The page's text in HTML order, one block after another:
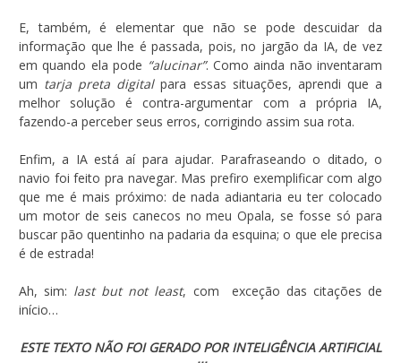
E, também, é elementar que não se pode descuidar da
informação que lhe é passada, pois, no jargão da IA, de vez
em quando ela pode “alucinar”. Como ainda não inventaram
um tarja preta digitalpara essas situações, aprendi que a
melhor solução é contra-argumentar com a própria IA,
fazendo-a perceber seus erros, corrigindo assim sua rota.
Enfim, a IA está aí para ajudar. Parafraseando o ditado, o
navio foi feito pra navegar. Mas prefiro exemplificar com algo
que me é mais próximo: de nada adiantaria eu ter colocado
um motor de seis canecos no meu Opala, se fosse só para
buscar pão quentinho na padaria da esquina; o que ele precisa
é de estrada!
Ah, sim: last but not least, com exceção das citações de
início…
ESTE TEXTO NÃO FOI GERADO POR INTELIGÊNCIA ARTIFICIAL